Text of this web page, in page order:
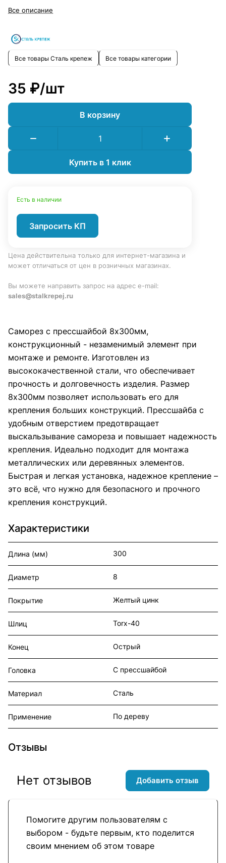
Все описание
Все товары Сталь крепеж Все товары категории
35 ₽/шт
В корзину
Купить в 1 клик
Есть в наличии
Запросить КП
Цена действительна только для интернет-магазина и
может отличаться от цен в розничных магазинах.
Вы можете направить запрос на адрес e-mail:
sales@stalkrepej.ru
Саморез с прессшайбой 8х300мм,
конструкционный - незаменимый элемент при
монтаже и ремонте. Изготовлен из
высококачественной стали, что обеспечивает
прочность и долговечность изделия. Размер
8х300мм позволяет использовать его для
крепления больших конструкций. Прессшайба с
удобным отверстием предотвращает
выскальзывание самореза и повышает надежность
крепления. Идеально подходит для монтажа
металлических или деревянных элементов.
Быстрая и легкая установка, надежное крепление –
это всё, что нужно для безопасного и прочного
крепления конструкций.
Характеристики
Длина (мм) 300
Диаметр 8
Покрытие Желтый цинк
Шлиц Torx-40
Конец Острый
Головка С прессшайбой
Материал Сталь
Применение По дереву
Отзывы
Помогите другим пользователям с
выбором - будьте первым, кто поделится
своим мнением об этом товаре
Нет отзывов Добавить отзыв